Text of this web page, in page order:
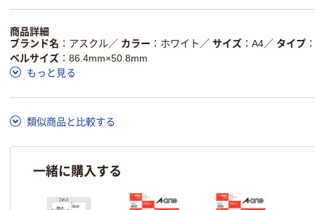
仕組
る
ている
この商品の環境配慮ポイントです。詳しくはページ下部の商品詳細「
ア詳細／加点項目
商品詳細
ブランド名
アスクル／ カラー ホワイト ／ サイズ A4／ タイプ
ベルサイズ
86.4mm×50.8mm
もっと見る
類似商品と比較する
一緒に購入する